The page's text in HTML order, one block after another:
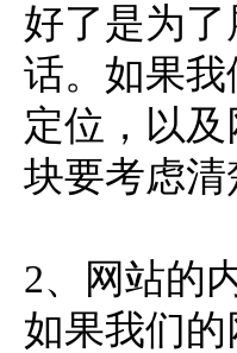
好了是为
话。如果
定位，以
块要考虑
2、网站的
如果我们